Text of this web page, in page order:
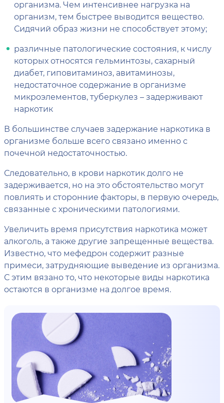
организма. Чем интенсивнее нагрузка на
организм, тем быстрее выводится вещество.
Сидячий образ жизни не способствует этому;
различные патологические состояния, к числу
которых относятся гельминтозы, сахарный
диабет, гиповитаминоз, авитаминозы,
недостаточное содержание в организме
микроэлементов, туберкулез – задерживают
наркотик
В большинстве случаев задержание наркотика в
организме больше всего связано именно с
почечной недостаточностью.
Следовательно, в крови наркотик долго не
задерживается, но на это обстоятельство могут
повлиять и сторонние факторы, в первую очередь,
связанные с хроническими патологиями.
Увеличить время присутствия наркотика может
алкоголь, а также другие запрещенные вещества.
Известно, что мефедрон содержит разные
примеси, затрудняющие выведение из организма.
С этим вязано то, что некоторые виды наркотика
остаются в организме на долгое время.